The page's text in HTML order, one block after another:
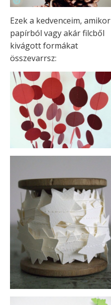
Ezek a kedvenceim, amikor
papírból vagy akár filcből
kivágott formákat
összevarrsz: